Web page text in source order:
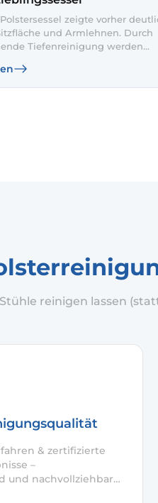
zeigte vorher
und Armlehnen. Durch
Tiefenreinigung werden
wirkt der Sessel wieder
sauber.
reinigen lassen
& zertifizierte
–
und nachvollziehbar